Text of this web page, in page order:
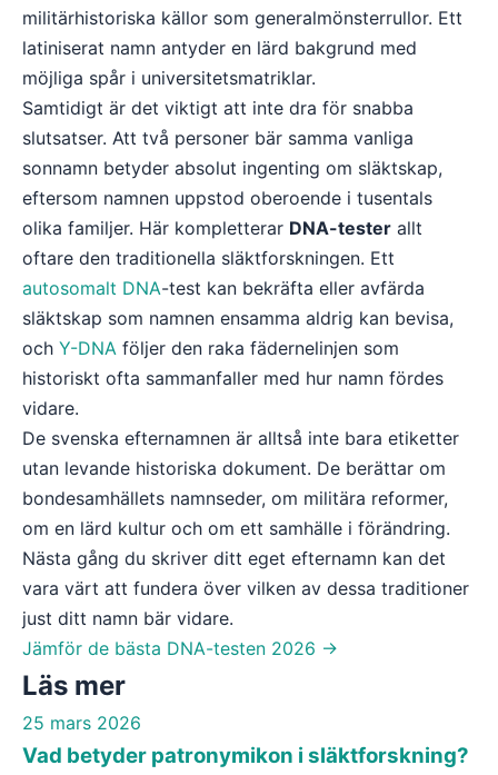
militärhistoriska källor som generalmönsterrullor. Ett
latiniserat namn antyder en lärd bakgrund med
möjliga spår i universitetsmatriklar.
Samtidigt är det viktigt att inte dra för snabba
slutsatser. Att två personer bär samma vanliga
sonnamn betyder absolut ingenting om släktskap,
eftersom namnen uppstod oberoende i tusentals
olika familjer. Här kompletterar DNA-tester allt
oftare den traditionella släktforskningen. Ett
autosomalt DNA-test kan bekräfta eller avfärda
släktskap som namnen ensamma aldrig kan bevisa,
och Y-DNA följer den raka fädernelinjen som
historiskt ofta sammanfaller med hur namn fördes
vidare.
De svenska efternamnen är alltså inte bara etiketter
utan levande historiska dokument. De berättar om
bondesamhällets namnseder, om militära reformer,
om en lärd kultur och om ett samhälle i förändring.
Nästa gång du skriver ditt eget efternamn kan det
vara värt att fundera över vilken av dessa traditioner
just ditt namn bär vidare.
Jämför de bästa DNA-testen 2026 →
Läs mer
GUIDE
Vad betyder patronymikon i släktforskning?
25 mars 2026
Vad betyder patronymikon i släktforskning?